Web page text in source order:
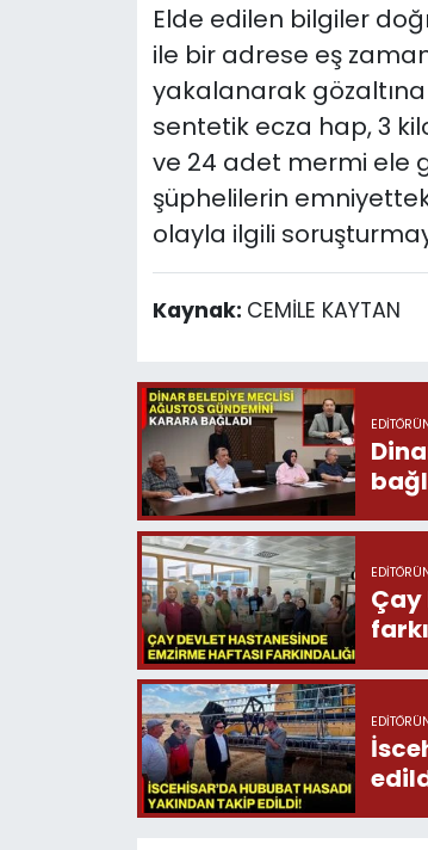
Elde edilen bilgiler
ile bir adrese eş
yakalanarak
sentetik ecza hap, 3
ve 24 adet mermi ele
şüphelilerin
olayla ilgili
Kaynak: CEMİLE KAYTAN
Çay